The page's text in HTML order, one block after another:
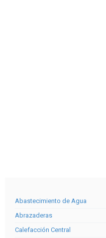
Abastecimiento de Agua
Abrazaderas
Calefacción Central